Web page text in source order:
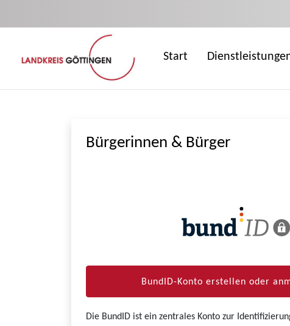
Start
Bürgerinnen & Bürger
BundID-Konto erstellen oder
Die BundID ist ein zentrales Konto zur